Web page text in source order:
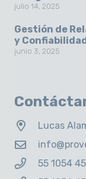
julio 14, 2025
Gestión de
y
junio 3, 2025
Lucas
55 1054